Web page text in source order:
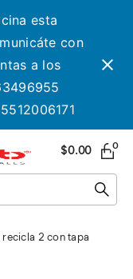
esta
con
a los
$0.00 0
recicla 2 con tapa